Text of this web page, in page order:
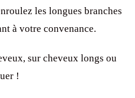
les longues branches
à votre convenance.
sur cheveux longs ou
!